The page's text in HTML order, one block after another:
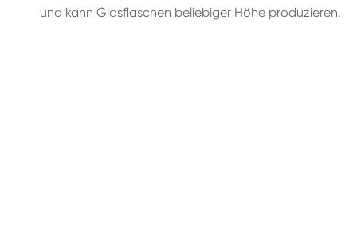
und kann Glasflaschen beliebiger Höhe produzieren.